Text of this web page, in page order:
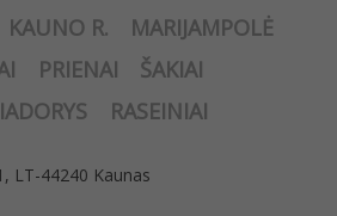
KAUNO R.
MARIJAMPOLĖ
PRIENAI
ŠAKIAI
RASEINIAI
LT-44240 Kaunas